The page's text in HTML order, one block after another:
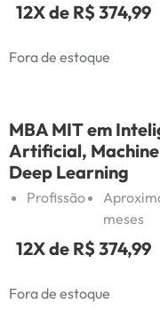
12X de R$ 374,99
Fora de estoque
MBA MIT em
Artificial,
Deep Learning
Profissão
meses
12X de R$ 374,99
Fora de estoque